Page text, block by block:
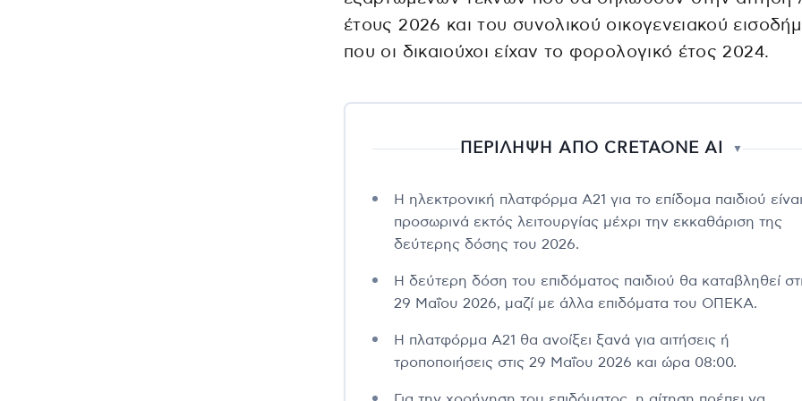
έτους 2026 και του συνολικού οικογενειακού
που οι δικαιούχοι είχαν το φορολογικό έτος 2024.
ΠΕΡΙΛΗΨΗ ΑΠΟ CRETAONE AI ▼
Η ηλεκτρονική πλατφόρμα Α21 για το επίδομα παιδιού είναι
προσωρινά εκτός λειτουργίας μέχρι την εκκαθάριση της
δεύτερης δόσης του 2026.
Η δεύτερη δόση του επιδόματος παιδιού θα καταβληθεί
29 Μαΐου 2026, μαζί με άλλα επιδόματα του ΟΠΕΚΑ.
Η πλατφόρμα Α21 θα ανοίξει ξανά για αιτήσεις ή
τροποποιήσεις στις 29 Μαΐου 2026 και ώρα 08:00.